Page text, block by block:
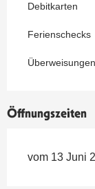
Debitkarten
Ferienschecks
Überweisungen
Öffnungszeiten
vom 13 Juni